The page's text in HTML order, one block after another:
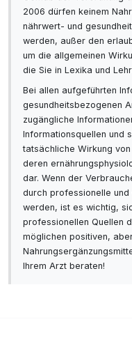
2006 dürfen keinem
nährwert- und
werden, außer den
um die allgemeinen
die Sie in Lexika und
Bei allen aufgeführten
gesundheitsbezogenen
zugängliche
Informationsquellen und
tatsächliche Wirkung
deren
dar. Wenn der
durch professionelle
werden, ist es wichtig,
professionellen Quellen
möglichen positiven,
Ihrem Arzt beraten!